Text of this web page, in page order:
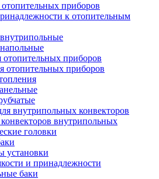
приборов
к отопительным
приборов
отопительных приборов
внутрипольных конвекторов
внутрипольных
головки
установки
и принадлежности
баки